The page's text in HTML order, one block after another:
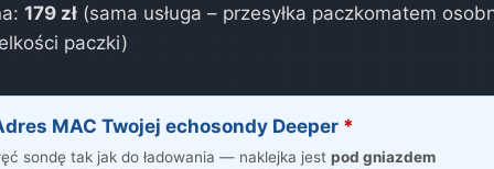
179 zł(sama usługa – przesyłka paczkomatem
paczki)
MAC Twojej echosondy Deeper *
sondę tak jak do ładowania — naklejka jest pod gniazdem